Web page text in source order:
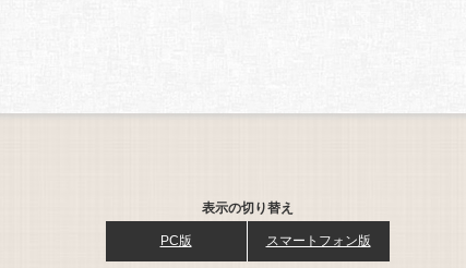
表示の切り替え
PC版 スマートフォン版